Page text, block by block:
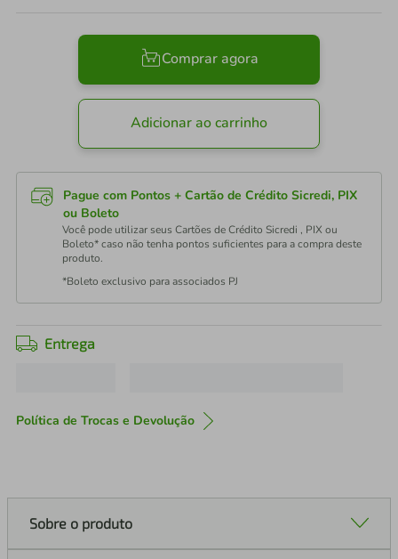
Comprar agora
Adicionar ao carrinho
Pague com Pontos + Cartão de Crédito Sicredi, PIX
ou Boleto
Você pode utilizar seus Cartões de Crédito Sicredi , PIX ou
Boleto* caso não tenha pontos suficientes para a compra deste
produto.
*Boleto exclusivo para associados PJ
Entrega
Política de Trocas e Devolução
Sobre o produto